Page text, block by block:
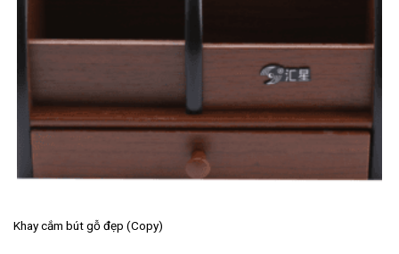
Khay cắm bút gỗ đẹp (Copy)